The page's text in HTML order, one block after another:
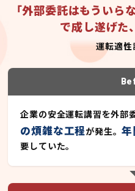
「外部委託はもういら
で成し遂げた
運転適性
企業の安全運転講習を外部
の煩雑な工程が発生。年
要していた。